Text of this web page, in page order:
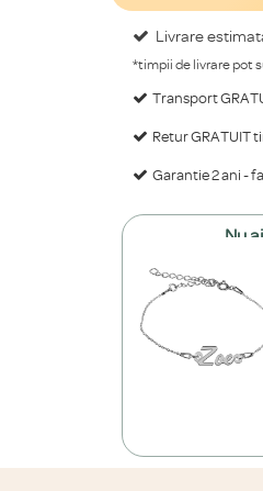
Livrare
*timpii de livrare pot
Transport
Retur GRATUIT
Garantie 2 ani -
Nu